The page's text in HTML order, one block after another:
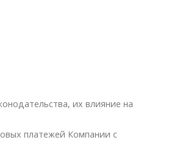
их влияние на
платежей Компании с